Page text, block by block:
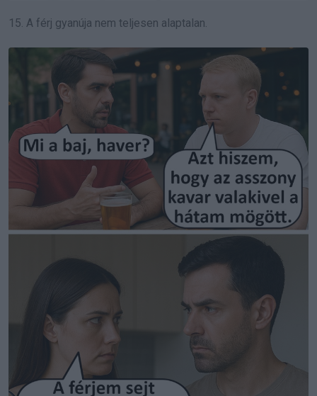
15. A férj gyanúja nem teljesen alaptalan.